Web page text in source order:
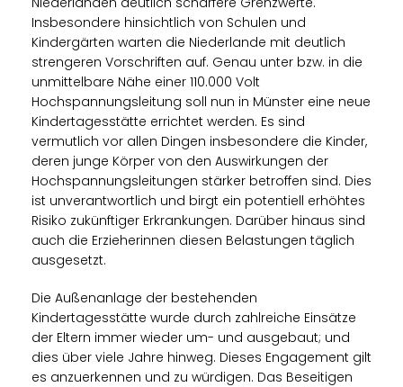
Insbesondere hinsichtlich von Schulen und
Kindergärten warten die Niederlande mit deutlich
strengeren Vorschriften auf. Genau unter bzw. in die
unmittelbare Nähe einer 110.000 Volt
Hochspannungsleitung soll nun in Münster eine neue
Kindertagesstätte errichtet werden. Es sind
vermutlich vor allen Dingen insbesondere die Kinder,
deren junge Körper von den Auswirkungen der
Hochspannungsleitungen stärker betroffen sind. Dies
ist unverantwortlich und birgt ein potentiell erhöhtes
Risiko zukünftiger Erkrankungen. Darüber hinaus sind
auch die Erzieherinnen diesen Belastungen täglich
ausgesetzt.
Die Außenanlage der bestehenden
Kindertagesstätte wurde durch zahlreiche Einsätze
der Eltern immer wieder um- und ausgebaut; und
dies über viele Jahre hinweg. Dieses Engagement gilt
es anzuerkennen und zu würdigen. Das Beseitigen